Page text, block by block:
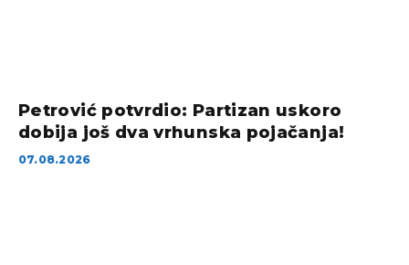
Petrović potvrdio: Partizan uskoro
dobija još dva vrhunska pojačanja!
07.08.2026